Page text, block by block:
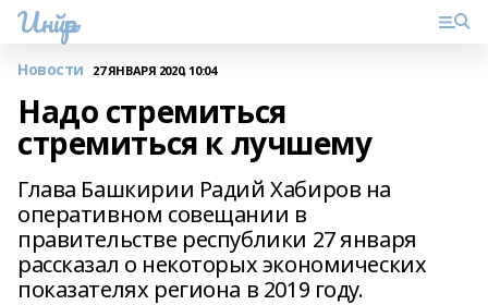
Инйәр
Новости 27 ЯНВАРЯ 2020, 10:04
Надо стремиться
стремиться к лучшему
Глава Башкирии Радий Хабиров на
оперативном совещании в
правительстве республики 27 января
рассказал о некоторых экономических
показателях региона в 2019 году.